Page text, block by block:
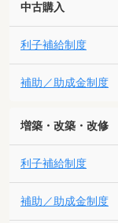
中古購入
利子補給制度
補助／助成金制度
増築・改築・改修
利子補給制度
補助／助成金制度